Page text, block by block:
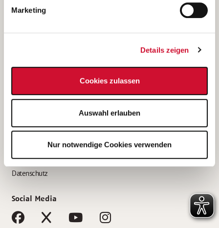
Marketing
Details zeigen
Cookies zulassen
Auswahl erlauben
Nur notwendige Cookies verwenden
Bewerbung als Altenpflegehelfer*in
Bewerbung als Erzieher*in
AWO Gliederungen nach Bundesland
Impressum
Datenschutz
Social Media